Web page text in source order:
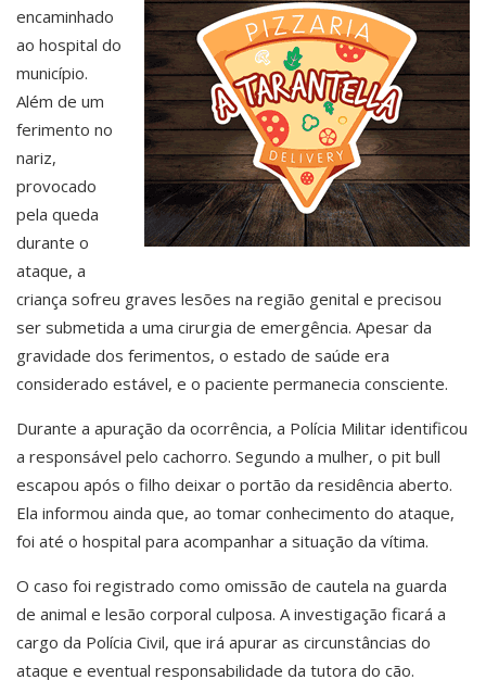
encaminhado
ao hospital do
município.
Além de um
ferimento no
nariz,
provocado
pela queda
durante o
ataque, a
criança sofreu graves lesões na região genital e precisou
ser submetida a uma cirurgia de emergência. Apesar da
gravidade dos ferimentos, o estado de saúde era
considerado estável, e o paciente permanecia consciente.
Durante a apuração da ocorrência, a Polícia Militar identificou
a responsável pelo cachorro. Segundo a mulher, o pit bull
escapou após o filho deixar o portão da residência aberto.
Ela informou ainda que, ao tomar conhecimento do ataque,
foi até o hospital para acompanhar a situação da vítima.
O caso foi registrado como omissão de cautela na guarda
de animal e lesão corporal culposa. A investigação ficará a
cargo da Polícia Civil, que irá apurar as circunstâncias do
ataque e eventual responsabilidade da tutora do cão.